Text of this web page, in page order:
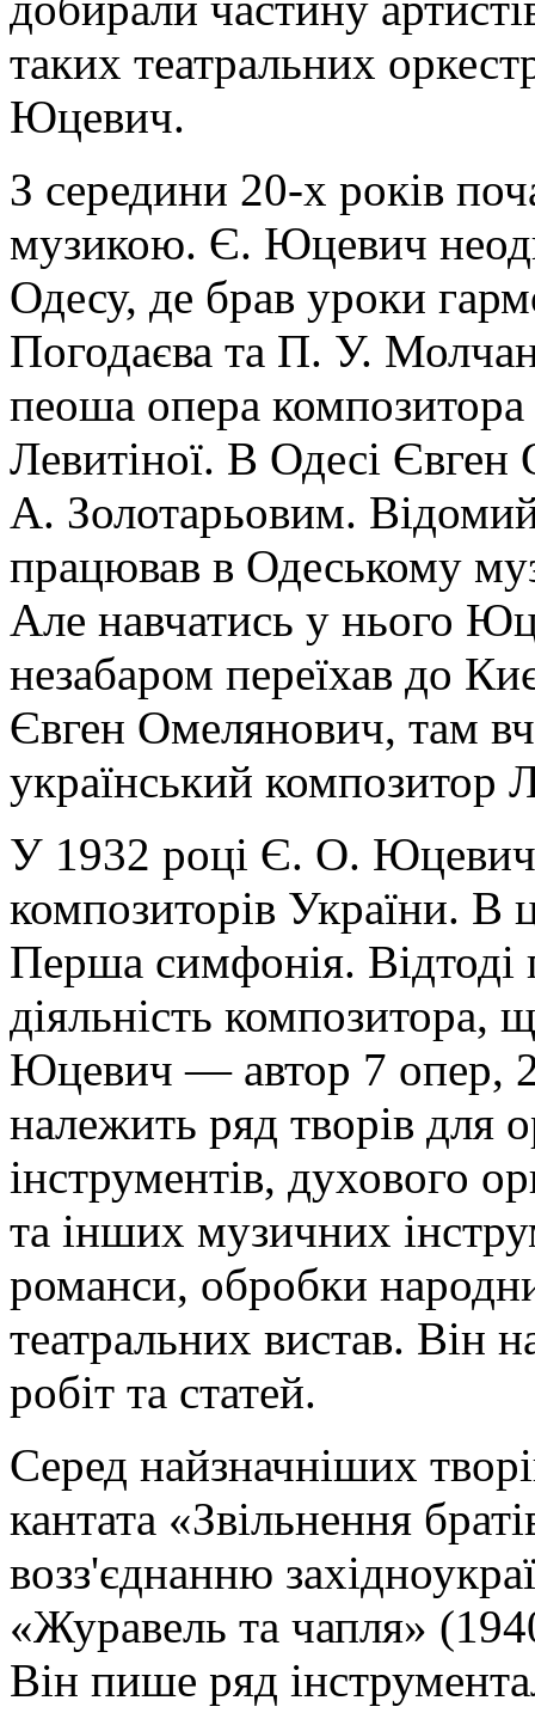
таких театральних
Юцевич.
З середини 20-х років
музикою. Є. Юцевич
Одесу, де брав уроки
Погодаєва та П. У.
пеоша опера
Левитіної. В Одесі
А. Золотарьовим.
працював в Одеському
Але навчатись у нього
незабаром переїхав до
Євген Омелянович, там
український композитор
У 1932 році Є. О. Юцевич
композиторів України. В
Перша симфонія. Відтоді
діяльність композитора,
Юцевич — автор 7 опер,
належить ряд творів для
інструментів, духового
та інших музичних
романси, обробки
театральних вистав. Він
робіт та статей.
Серед найзначніших
кантата «Звільнення
возз'єднанню
«Журавель та чапля»
Він пише ряд